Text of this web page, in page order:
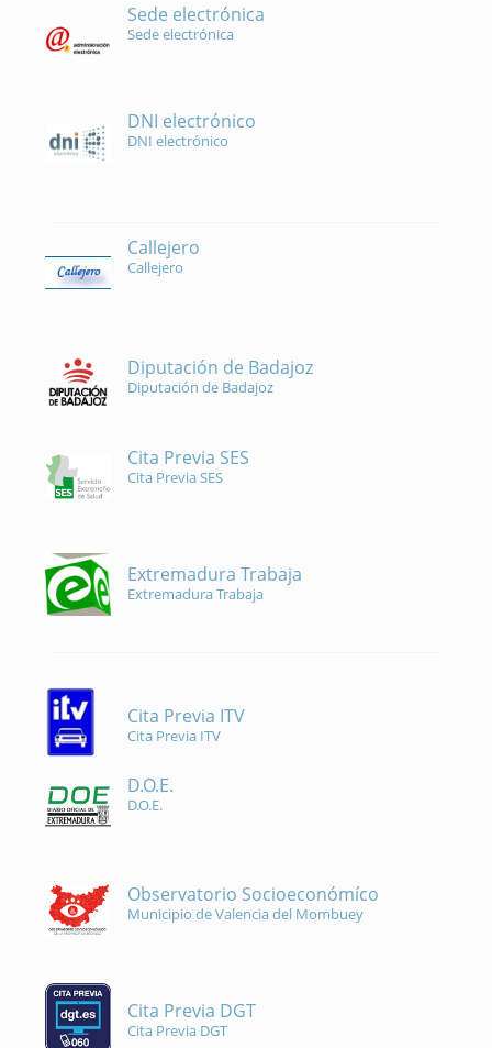
Sede electrónica
Sede electrónica
DNI electrónico
DNI electrónico
Callejero
Callejero
Diputación de Badajoz
Diputación de Badajoz
Cita Previa SES
Cita Previa SES
Extremadura Trabaja
Extremadura Trabaja
Cita Previa ITV
Cita Previa ITV
D.O.E.
D.O.E.
Observatorio Socioeconómíco
Municipio de Valencia del Mombuey
Cita Previa DGT
Cita Previa DGT